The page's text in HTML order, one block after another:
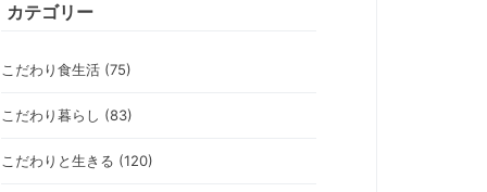
カテゴリー
こだわり食生活 (75)
こだわり暮らし (83)
こだわりと生きる (120)